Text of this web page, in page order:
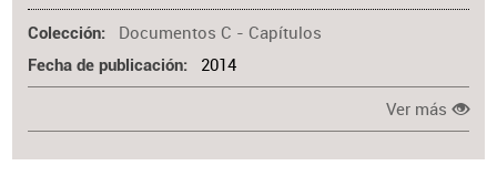
Colección Documentos C - Capítulos
Fecha de publicación 2014
Ver más